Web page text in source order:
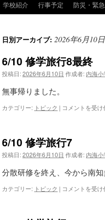
ン
ッ
プ
学校紹介 行事予定 防災・緊
日別アーカイブ: 2026年6月10日
6/10 修学旅行8最終
投稿日:2026年6月10日 作成者: 内海小
無事帰りました。
カテゴリー: トピック | 6/10
行
8
最
終
コメントを受
6/10 修学旅行7
投稿日:2026年6月10日 作成者: 内海小
分散研修を終え、今から南知
カテゴリー: トピック | 6/10
コメントを受